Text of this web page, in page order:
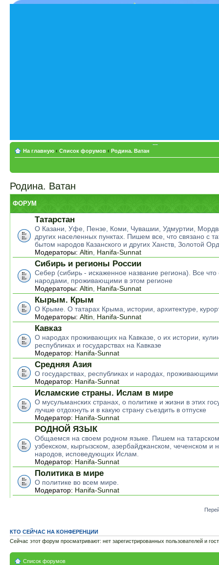
На главную ‹ Список форумов ‹ Родина. Ватан
Родина. Ватан
ФОРУМ
Татарстан
О Казани, Уфе, Пензе, Коми, Чувашии, Удмуртии,
других населенных пунктах. Пишем все, что связано с
бытом народов Казанского и других Ханств, Золотой
Модераторы: Altin Hanifa-Sunnat
Сибирь и регионы России
Себер (сибирь - искаженное название региона). Все что
народами, проживающими в этом регионе
Модераторы: Altin Hanifa-Sunnat
Кырым. Крым
О Крыме. О татарах Крыма, истории, архитектуре,
Модераторы: Altin Hanifa-Sunnat
Кавказ
О народах проживающих на Кавказе, о их истории,
республиках и государствах на Кавказе
Модератор: Hanifa-Sunnat
Средняя Азия
О государствах, республиках и народах,
Модератор: Hanifa-Sunnat
Исламские страны. Ислам в мире
О мусульманских странах, о политике и жизни в этих
лучше отдохнуть и в какую страну съездить в отпуске
Модератор: Hanifa-Sunnat
РОДНОЙ ЯЗЫК
Общаемся на своем родном языке. Пишем на
узбекском, кыргызском, азербайджанском, чеченском и
народов, исповедующих Ислам.
Модератор: Hanifa-Sunnat
Политика в мире
О политике во всем мире.
Модератор: Hanifa-Sunnat
КТО СЕЙЧАС НА КОНФЕРЕНЦИИ
Сейчас этот форум просматривают: нет зарегистрированных пользователей и
Список форумов